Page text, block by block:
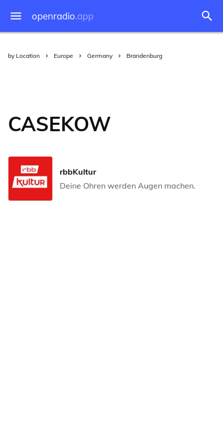
openradio.app
by Location Europe Germany Brandenburg
CASEKOW
rbbKultur
Deine Ohren werden Augen machen.